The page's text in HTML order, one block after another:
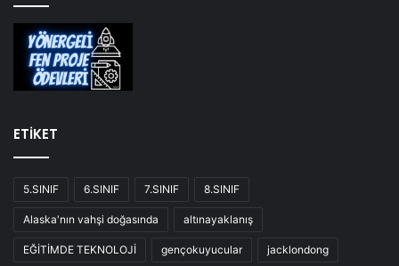
ETİKET
5.SINIF 6.SINIF 7.SINIF 8.SINIF
Alaska'nın vahşi doğasında altınayaklanış
EĞİTİMDE TEKNOLOJİ gençokuyucular jacklondong